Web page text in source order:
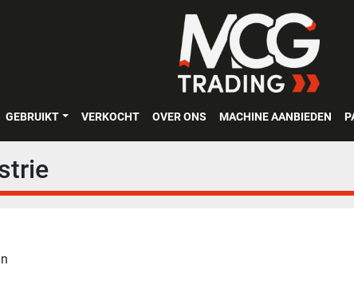
GEBRUIKT VERKOCHT OVER ONS MACHINE AANBIEDEN